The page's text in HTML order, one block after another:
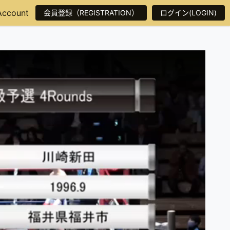
会員登録（REGISTRATION） ログイン(LOGIN)